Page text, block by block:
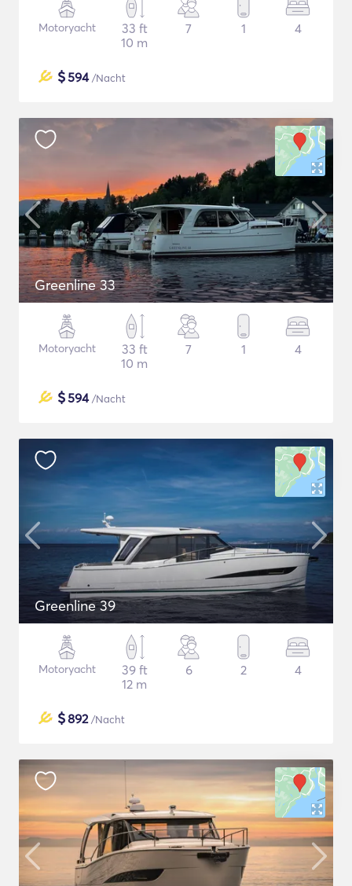
Motoryacht
33 ft
10 m
7 1 4
$594/Nacht
Greenline 33
Motoryacht
33 ft
10 m
7 1 4
$594/Nacht
Greenline 39
Motoryacht
39 ft
12 m
6 2 4
$892/Nacht